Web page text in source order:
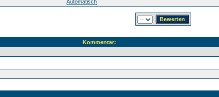
Automatisch
Kommentar: